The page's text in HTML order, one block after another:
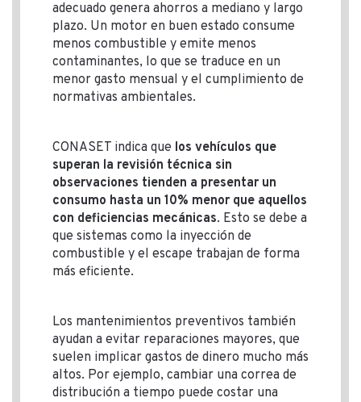
adecuado genera ahorros a mediano y largo
plazo. Un motor en buen estado consume
menos combustible y emite menos
contaminantes, lo que se traduce en un
menor gasto mensual y el cumplimiento de
normativas ambientales.
CONASET indica que los vehículos que
superan la revisión técnica sin
observaciones tienden a presentar un
consumo hasta un 10% menor que aquellos
con deficiencias mecánicas. Esto se debe a
que sistemas como la inyección de
combustible y el escape trabajan de forma
más eficiente.
Los mantenimientos preventivos también
ayudan a evitar reparaciones mayores, que
suelen implicar gastos de dinero mucho más
altos. Por ejemplo, cambiar una correa de
distribución a tiempo puede costar una